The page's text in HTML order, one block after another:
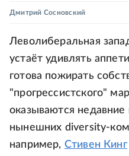
Дмитрий Сосновский
Леволиберальная
устаёт удивлять
готова пожирать
"прогрессистского"
оказываются
нынешних diversity-
например, Стивен Кинг